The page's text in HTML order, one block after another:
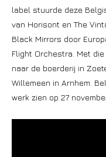
label stuurde deze
van Horisont en The
Black Mirrors door
Flight Orchestra. Met
naar de boerderij in
Willemeen in Arnhem.
werk zien op 27